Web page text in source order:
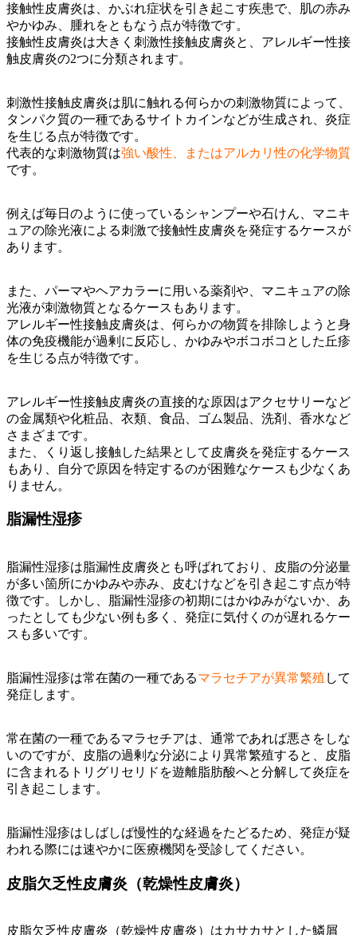
接触性皮膚炎は、かぶれ症状を引き起こす疾患で、肌の赤み
やかゆみ、腫れをともなう点が特徴です。
接触性皮膚炎は大きく刺激性接触皮膚炎と、アレルギー性接
触皮膚炎の2つに分類されます。
刺激性接触皮膚炎は肌に触れる何らかの刺激物質によって、
タンパク質の一種であるサイトカインなどが生成され、炎症
を生じる点が特徴です。
代表的な刺激物質は強い酸性、またはアルカリ性の化学物質
です。
例えば毎日のように使っているシャンプーや石けん、マニキ
ュアの除光液による刺激で接触性皮膚炎を発症するケースが
あります。
また、パーマやヘアカラーに用いる薬剤や、マニキュアの除
光液が刺激物質となるケースもあります。
アレルギー性接触皮膚炎は、何らかの物質を排除しようと身
体の免疫機能が過剰に反応し、かゆみやボコボコとした丘疹
を生じる点が特徴です。
アレルギー性接触皮膚炎の直接的な原因はアクセサリーなど
の金属類や化粧品、衣類、食品、ゴム製品、洗剤、香水など
さまざまです。
また、くり返し接触した結果として皮膚炎を発症するケース
もあり、自分で原因を特定するのが困難なケースも少なくあ
りません。
脂漏性湿疹
脂漏性湿疹は脂漏性皮膚炎とも呼ばれており、皮脂の分泌量
が多い箇所にかゆみや赤み、皮むけなどを引き起こす点が特
徴です。
しかし、脂漏性湿疹の初期にはかゆみがないか、あ
ったとしても少ない例も多く、発症に気付くのが遅れるケー
スも多いです。
脂漏性湿疹は常在菌の一種であるマラセチアが異常繁殖 して
発症します。
常在菌の一種であるマラセチアは、通常であれば悪さをしな
いのですが、皮脂の過剰な分泌により異常繁殖すると、皮脂
に含まれるトリグリセリドを遊離脂肪酸へと分解して炎症を
引き起こします。
脂漏性湿疹はしばしば慢性的な経過をたどるため、発症が疑
われる際には速やかに医療機関を受診してください。
皮脂欠乏性皮膚炎（乾燥性皮膚炎）
皮脂欠乏性皮膚炎（乾燥性皮膚炎）はカサカサとした鱗屑